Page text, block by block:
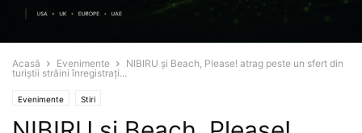
Acasă Evenimente
NIBIRU și Beach, Please! atrag peste un sfert din
turiștii străini înregistrați...
Evenimente Stiri